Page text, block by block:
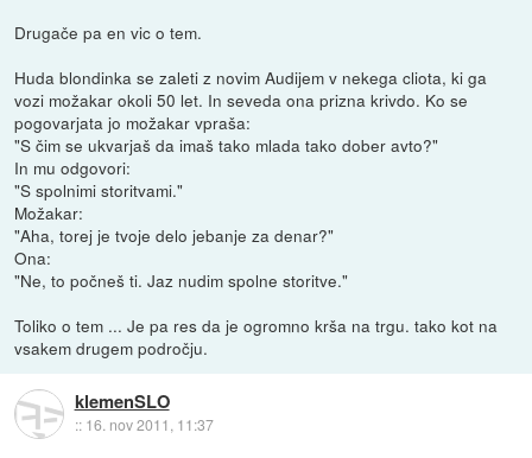
Drugače pa en vic o tem.
Huda blondinka se zaleti z novim Audijem v nekega cliota, ki ga
vozi možakar okoli 50 let. In seveda ona prizna krivdo. Ko se
pogovarjata jo možakar vpraša:
"S čim se ukvarjaš da imaš tako mlada tako dober avto?"
In mu odgovori:
"S spolnimi storitvami."
Možakar:
"Aha, torej je tvoje delo jebanje za denar?"
Ona:
"Ne, to počneš ti. Jaz nudim spolne storitve."
Toliko o tem ... Je pa res da je ogromno krša na trgu. tako kot na
vsakem drugem področju.
klemenSLO
:: 16. nov 2011, 11:37